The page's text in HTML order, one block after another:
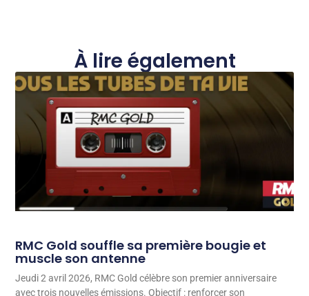
À lire également
RMC Gold souffle sa première bougie et
muscle son antenne
Jeudi 2 avril 2026, RMC Gold célèbre son premier anniversaire
avec trois nouvelles émissions. Objectif : renforcer son